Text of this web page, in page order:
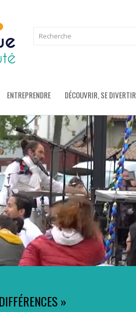
ENTREPRENDRE DÉCOUVRIR, SE DIVERTIR
»